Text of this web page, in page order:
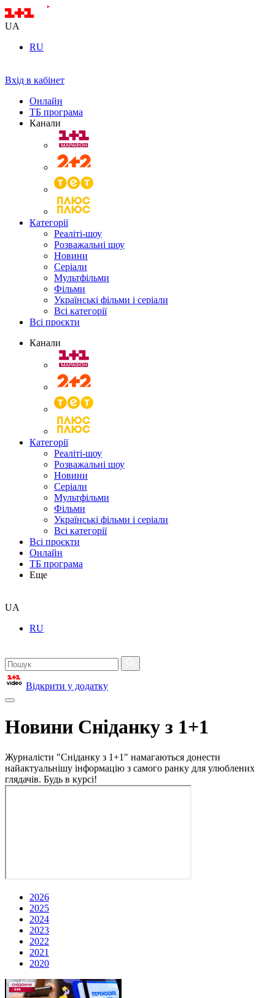
UA
RU
Вхід в кабінет
Онлайн
ТБ програма
Канали
Категорії
Реаліті-шоу
Розважальні шоу
Новини
Серіали
Мультфільми
Фільми
Українські фільми і серіали
Всі категорії
Всі проєкти
Канали
Категорії
Реаліті-шоу
Розважальні шоу
Новини
Серіали
Мультфільми
Фільми
Українські фільми і серіали
Всі категорії
Всі проєкти
Онлайн
ТБ програма
Еще
UA
RU
Відкрити у додатку
Новини Сніданку з 1+1
Журналісти "Сніданку з 1+1" намагаються донести
найактуальнішу інформацію з самого ранку для улюблених
глядачів. Будь в курсі!
2026
2025
2024
2023
2022
2021
2020